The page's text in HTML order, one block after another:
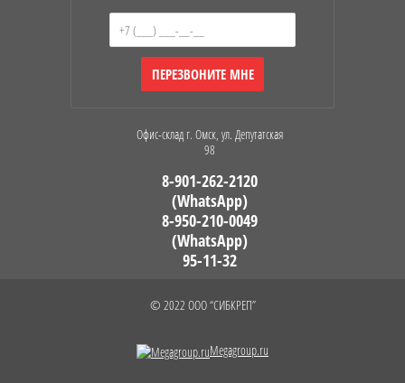
ПЕРЕЗВОНИТЕ МНЕ
Офис-склад г. Омск, ул. Депутатская
98
8-901-262-2120
(WhatsApp)
8-950-210-0049
(WhatsApp)
95-11-32
© 2022 ООО “СИБКРЕП”
Megagroup.ru